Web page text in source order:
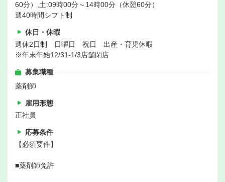
60分）,土:09時00分～14時00分（休憩60分）
週40時間シフト制
休日・休暇
週休2日制 日曜日 祝日 出産・育児休暇
※年末年始12/31-1/3店舗閉店
募集職種
薬剤師
雇用形態
正社員
応募条件
【必須要件】
■薬剤師免許